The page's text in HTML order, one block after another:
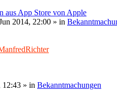
aus App Store von Apple
2014, 22:00 » in
12:43 » in Bekanntmachungen